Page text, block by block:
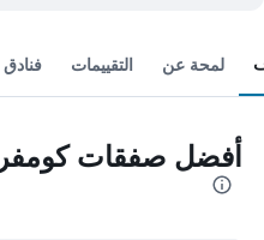
لمحة عن التقييمات
أفضل صفقات